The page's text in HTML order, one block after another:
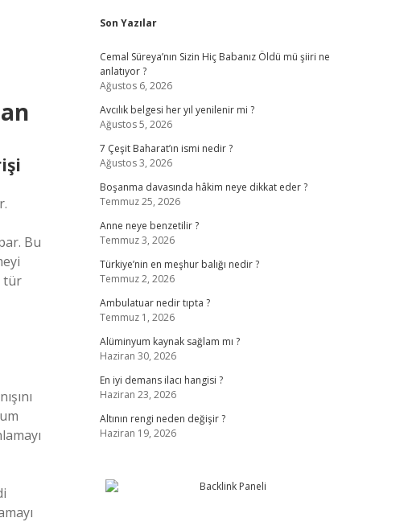
Bu
tür
Sidebar
Son Yazılar
Cemal Süreya’nın Sizin Hiç Babanız Öldü mü şiiri ne
anlatıyor ?
Ağustos 6, 2026
Avcılık belgesi her yıl yenilenir mi ?
Ağustos 5, 2026
7 Çeşit Baharat’ın ismi nedir ?
Ağustos 3, 2026
Boşanma davasında hâkim neye dikkat eder ?
Temmuz 25, 2026
Anne neye benzetilir ?
Temmuz 3, 2026
Türkiye’nin en meşhur balığı nedir ?
Temmuz 2, 2026
Ambulatuar nedir tıpta ?
Temmuz 1, 2026
Alüminyum kaynak sağlam mı ?
Haziran 30, 2026
En iyi demans ilacı hangisi ?
Haziran 23, 2026
Altının rengi neden değişir ?
Haziran 19, 2026
hiltonbet yeni giriş